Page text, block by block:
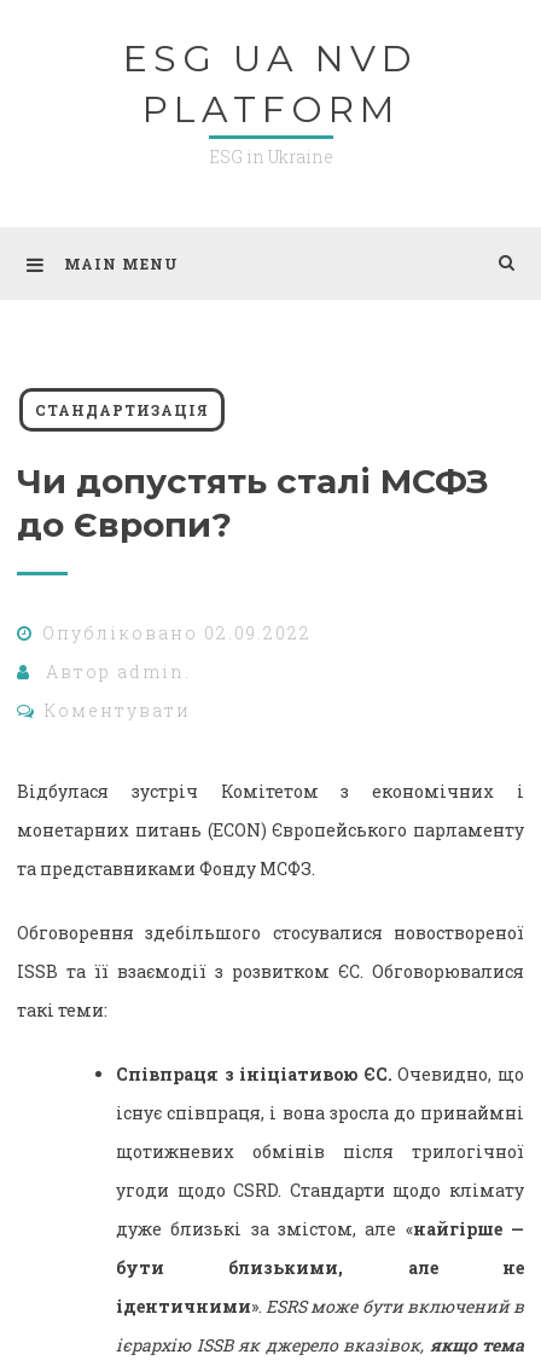
ESG UA NVD
PLATFORM
ESG in Ukraine
MAIN MENU
СТАНДАРТИЗАЦІЯ
Чи допустять сталі МСФЗ
до Європи?
Опубліковано 02.09.2022
Автор admin.
Коментувати
Відбулася зустріч Комітетом з економічних і
монетарних питань (ECON) Європейського парламенту
та представниками Фонду МСФЗ.
Обговорення здебільшого стосувалися новоствореної
ISSB та її взаємодії з розвитком ЄС. Обговорювалися
такі теми:
Співпраця з ініціативою ЄС.Очевидно, що
існує співпраця, і вона зросла до принаймні
щотижневих обмінів після трилогічної
угоди щодо CSRD. Стандарти щодо клімату
дуже близькі за змістом, але «найгірше —
бути близькими, але не
ідентичними».ESRS може бути включений в
ієрархію ISSB як джерело вказівок, якщо тема